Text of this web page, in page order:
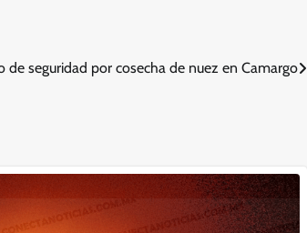
de seguridad por cosecha de nuez en Camargo